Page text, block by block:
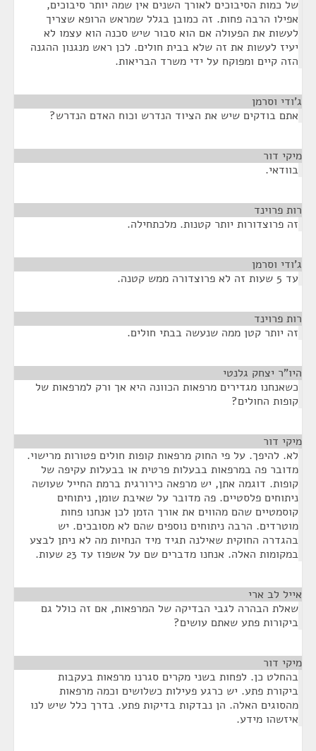
של כמות הסיבוכים לאורך השנים אין שמה יותר סיבוכים,
אפילו הרבה פחות. זה כמובן בגלל שמראש הרופא שצריך
לעשות את הפעולה אם הוא סבור שיש סכנה הוא עצמו לא
יעיז לעשות את זה שלא בבית חולים. לכן ראש מנגנון ההגנה
הזה קיים ומפוקח על ידי משרד הבריאות.
ג'ודי וסרמן
אתם בודקים שיש את הציוד הנדרש וכוח האדם הנדרש?
מיקי דור
בוודאי.
רות פרוינד
זה פרוצדורות יותר קטנות. מלכתחילה.
ג'ודי וסרמן
עד 5 שעות זה לא פרוצדורה ממש קטנה.
רות פרוינד
זה יותר קטן ממה שנעשה בבתי חולים.
היו"ר יצחק גלנטי
כשאנחנו מגדירים מרפאות הכוונה היא אך ורק למרפאות של
קופות החולים?
מיקי דור
לא. להיפך. על פי החוק מרפאות קופות חולים פטורות מרישוי.
מדובר פה במרפאות בבעלות פרטית או בבעלות עקיפה של
קופות. דוגמה אתן, יש מרפאה כירורגית ברמת החייל שעושה
ניתוחים פלסטיים. פה מדובר על שאיבת שומן, ניתוחים
קוסמטיים שהם מהווים את אורך הזמן לכן אנחנו פחות
מוטרדים. הרבה ניתוחים נוספים שהם לא מסובכים. יש
בהגדרה החוקית שאילנה תגיד מיד הנחיות מה לא ניתן לבצע
במקומות האלה. אנחנו מדברים שם על אשפוז עד 23 שעות.
אייל לב ארי
שאלת הבהרה לגבי הבדיקה של המרפאות, אם זה כולל גם
ביקורות פתע שאתם עושים?
מיקי דור
בהחלט כן. לפחות בשני מקרים סגרנו מרפאות בעקבות
ביקורת פתע. יש כרגע פעילות כשלושים וכמה מרפאות
מהסוגים האלה. הן נבדקות בדיקות פתע. בדרך כלל שיש לנו
איזשהו מידע.